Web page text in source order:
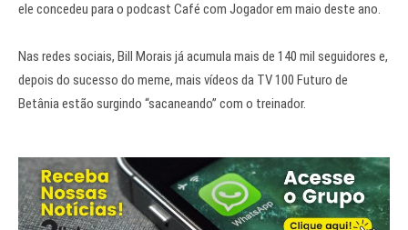
ele concedeu para o podcast Café com Jogador em maio deste ano.
Nas redes sociais, Bill Morais já acumula mais de 140 mil seguidores e,
depois do sucesso do meme, mais vídeos da TV 100 Futuro de
Betânia estão surgindo “sacaneando” com o treinador.